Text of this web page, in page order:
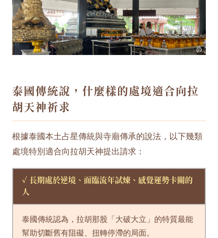
泰國傳統說，什麼樣的處境適合向拉
胡天神祈求
根據泰國本土占星傳統與寺廟傳承的說法，以下幾類
處境特別適合向拉胡天神提出請求：
✓ 長期處於逆境、面臨流年試煉、感覺運勢卡關的
人
泰國傳統認為，拉胡那股「大破大立」的特質最能
幫助切斷舊有阻礙、扭轉停滯的局面。